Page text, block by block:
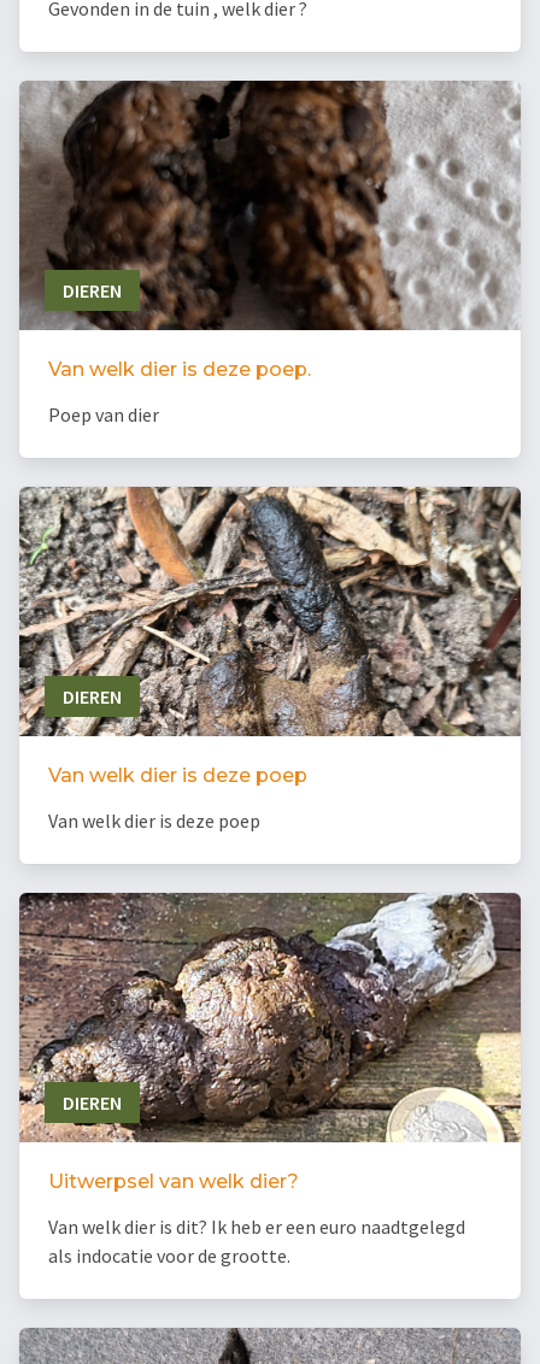
Gevonden in de tuin , welk dier ?
DIEREN
Van welk dier is deze poep.
Poep van dier
DIEREN
Van welk dier is deze poep
Van welk dier is deze poep
DIEREN
Uitwerpsel van welk dier?
Van welk dier is dit? Ik heb er een euro naadtgelegd
als indocatie voor de grootte.